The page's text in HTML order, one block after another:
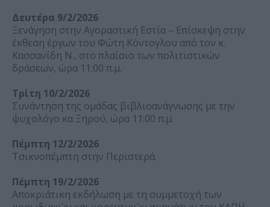
Δευτέρα 9/2/2026
Ξενάγηση στην Αγοραστική Εστία – Επίσκεψη στην
έκθεση έργων του Φώτη Κόντογλου από τον κ.
Κασσανίδη Ν., στο πλαίσιο των πολιτιστικών
δράσεων, ώρα 11:00 π.μ.
Τρίτη 10/2/2026
Συνάντηση της ομάδας βιβλιοανάγνωσης με την
ψυχολόγο κα Ξηρού, ώρα 11:00 π.μ.
Πέμπτη 12/2/2026
Τσικνοπέμπτη στην Περιστερά.
Πέμπτη 19/2/2026
Αποκριάτικη εκδήλωση με τη συμμετοχή των